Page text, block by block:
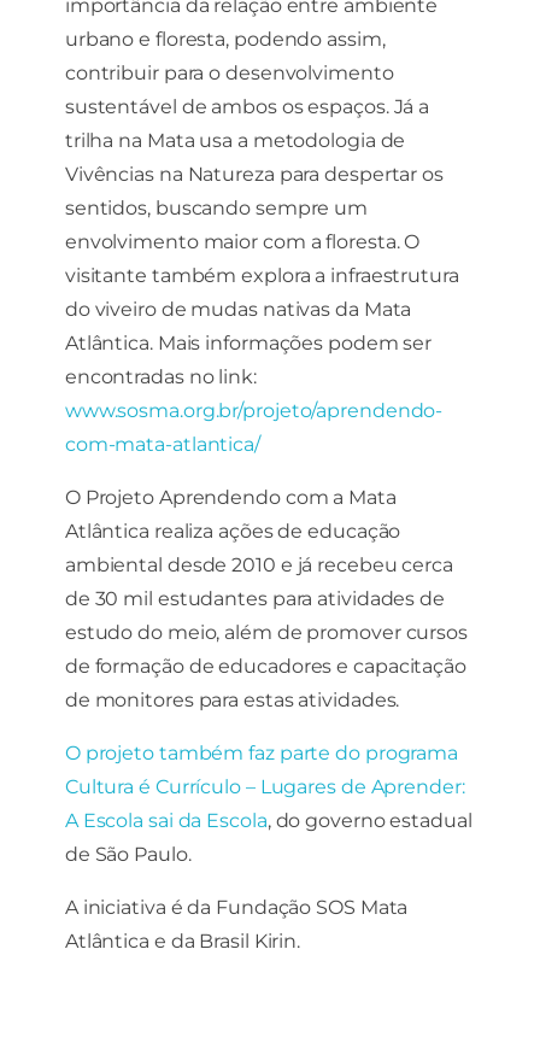
importância da relação entre ambiente
urbano e floresta, podendo assim,
contribuir para o desenvolvimento
sustentável de ambos os espaços. Já a
trilha na Mata usa a metodologia de
Vivências na Natureza para despertar os
sentidos, buscando sempre um
envolvimento maior com a floresta. O
visitante também explora a infraestrutura
do viveiro de mudas nativas da Mata
Atlântica. Mais informações podem ser
encontradas no link:
www.sosma.org.br/projeto/aprendendo-
com-mata-atlantica/
O Projeto Aprendendo com a Mata
Atlântica realiza ações de educação
ambiental desde 2010 e já recebeu cerca
de 30 mil estudantes para atividades de
estudo do meio, além de promover cursos
de formação de educadores e capacitação
de monitores para estas atividades.
O projeto também faz parte do programa
Cultura é Currículo – Lugares de Aprender:
A Escola sai da Escola, do governo estadual
de São Paulo.
A iniciativa é da Fundação SOS Mata
Atlântica e da Brasil Kirin.